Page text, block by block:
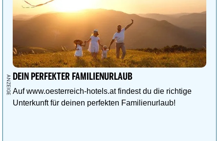
DEIN PERFEKTER FAMILIENURLAUB
Auf www.oesterreich-hotels.at findest du die richtige
Unterkunft für deinen perfekten Familienurlaub!